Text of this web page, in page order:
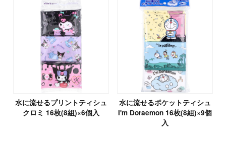
水に流せるプリントティシュ
クロミ 16枚(8組)×6個入
水に流せるポケットティシュ
I'm Doraemon 16枚(8組)×9個
入